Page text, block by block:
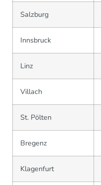
Salzburg
Innsbruck
Linz
Villach
St. Pölten
Bregenz
Klagenfurt